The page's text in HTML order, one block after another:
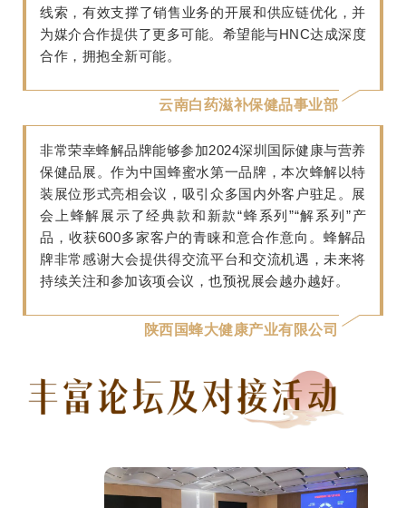
线索，有效支撑了销售业务的开展和供应链优化，并
为媒介合作提供了更多可能。希望能与HNC达成深度
合作，拥抱全新可能。
云南白药滋补保健品事业部
非常荣幸蜂解品牌能够参加2024深圳国际健康与营养
保健品展。作为中国蜂蜜水第一品牌，本次蜂解以特
装展位形式亮相会议，吸引众多国内外客户驻足。展
会上蜂解展示了经典款和新款“蜂系列”“解系列”产
品，收获600多家客户的青睐和意合作意向。蜂解品
牌非常感谢大会提供得交流平台和交流机遇，未来将
持续关注和参加该项会议，也预祝展会越办越好。
陕西国蜂大健康产业有限公司